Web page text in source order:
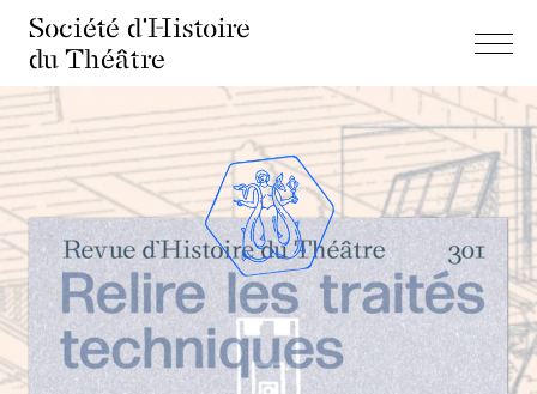
Société d'Histoire
du Théâtre